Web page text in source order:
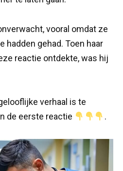
vooral omdat ze
hadden gehad. Toen haar
reactie ontdekte, was hij
verhaal is te
de eerste reactie
.